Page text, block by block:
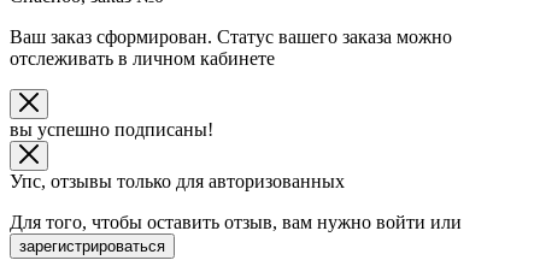
Ваш заказ сформирован. Статус вашего заказа можно
отслеживать в личном кабинете
вы успешно подписаны!
Упс, отзывы только для авторизованных
Для того, чтобы оставить отзыв, вам нужно войти или
зарегистрироваться